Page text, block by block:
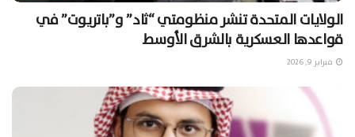
الولايات المتحدة تنشر منظومتي “ثاد” و”باتريوت” في
قواعدها العسكرية بالشرق الأوسط
فبراير 9, 2026